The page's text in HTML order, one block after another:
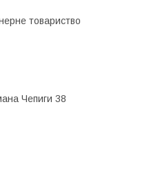
товариство
Чепиги 38